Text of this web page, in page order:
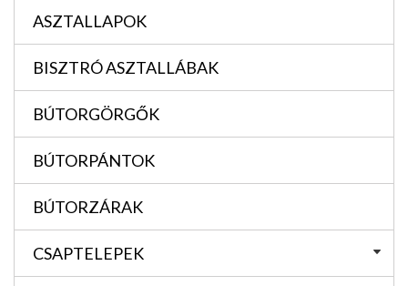
ASZTALLAPOK
BISZTRÓ ASZTALLÁBAK
BÚTORGÖRGŐK
BÚTORPÁNTOK
BÚTORZÁRAK
CSAPTELEPEK